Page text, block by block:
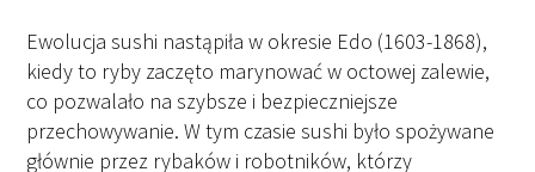
Ewolucja sushi nastąpiła w okresie Edo (1603-1868),
kiedy to ryby zaczęto marynować w octowej zalewie,
co pozwalało na szybsze i bezpieczniejsze
przechowywanie. W tym czasie sushi było spożywane
głównie przez rybaków i robotników, którzy